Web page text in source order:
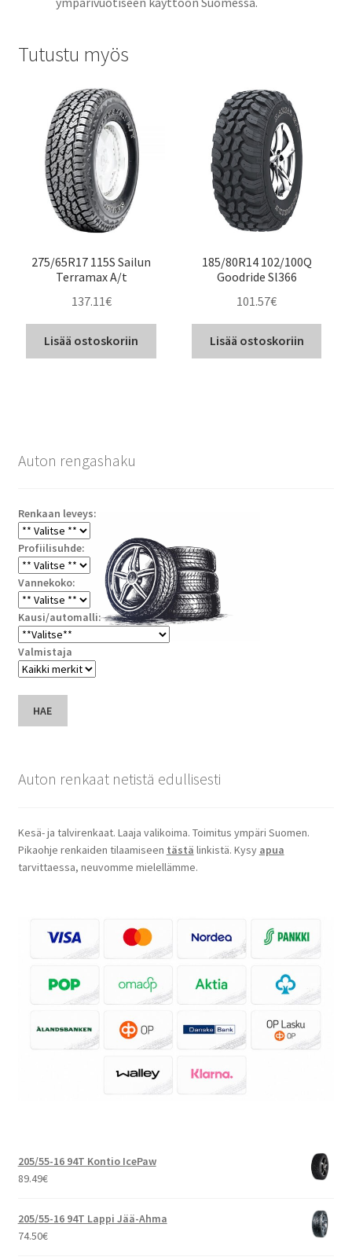
Tutustu myös
275/65R17 115S Sailun
Terramax A/t
137.11€
Lisää ostoskoriin
185/80R14 102/100Q
Goodride Sl366
101.57€
Lisää ostoskoriin
Auton rengashaku
Renkaan leveys:
Profiilisuhde:
Vannekoko:
Kausi/automalli:
Valmistaja
HAE
Auton renkaat netistä edullisesti
Kesä- ja talvirenkaat. Laaja valikoima. Toimitus ympäri Suomen.
Pikaohje renkaiden tilaamiseen tästä linkistä. Kysy apua
tarvittaessa, neuvomme mielellämme.
205/55-16 94T Kontio IcePaw
89.49€
205/55-16 94T Lappi Jää-Ahma
74.50€